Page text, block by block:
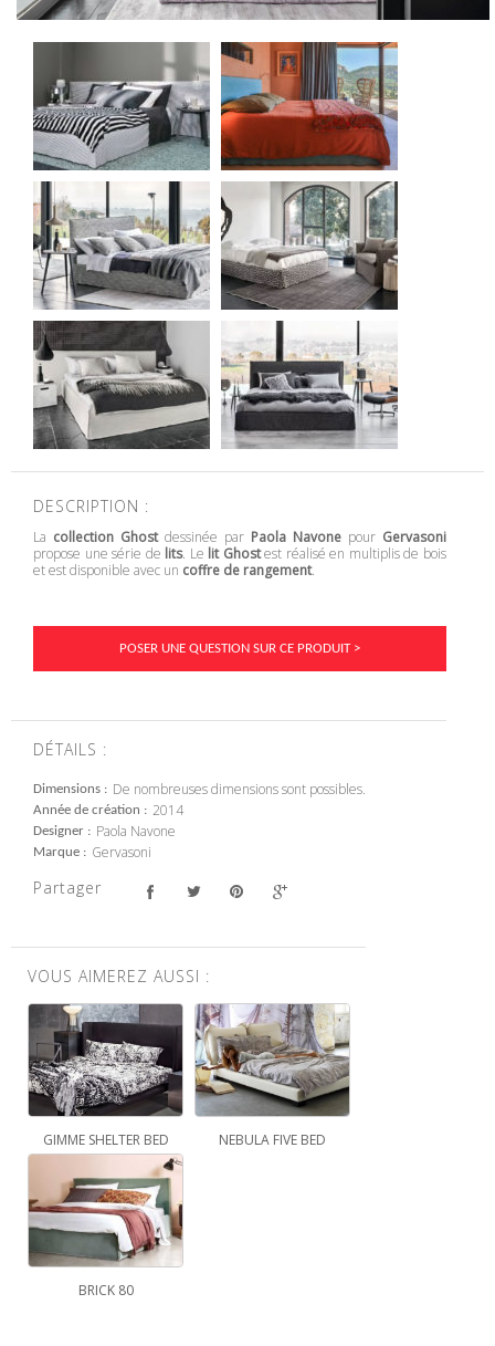
DESCRIPTION :
La collection Ghostdessinée par Paola Navonepour Gervasoni
propose une série de lits. Le lit Ghostest réalisé en multiplis de bois
et est disponible avec un coffre de rangement.
POSER UNE QUESTION SUR CE PRODUIT >
DÉTAILS :
Dimensions De nombreuses dimensions sont possibles.
Année de création 2014
Designer Paola Navone
Marque Gervasoni
Partager
VOUS AIMEREZ AUSSI :
GIMME SHELTER BED NEBULA FIVE BED
BRICK 80